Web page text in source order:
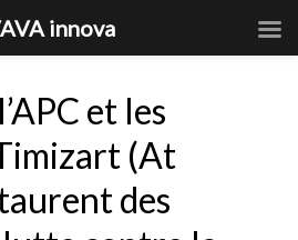
et les
(At
des
innova